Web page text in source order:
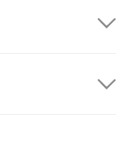
partir de $300.00